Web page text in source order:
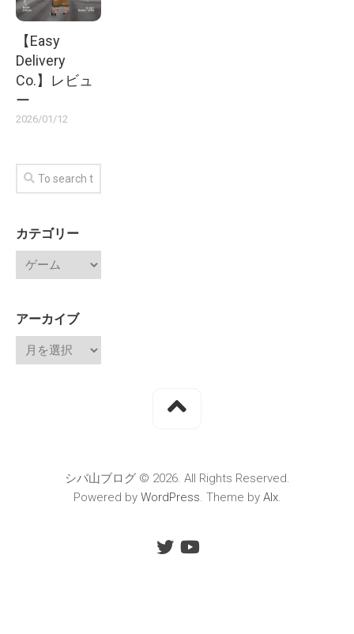
【Easy
Delivery
Co.】レビュ
ー
2026/01/12
カテゴリー
アーカイブ
シバ山ブログ © 2026. All Rights Reserved.
Powered by WordPress. Theme by Alx.